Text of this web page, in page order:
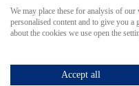
Search for
We may place these for analysis of
personalised content and to give you
about the cookies we use open the
Accept all